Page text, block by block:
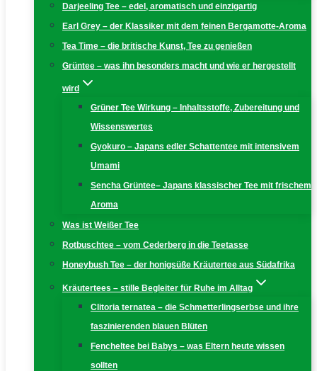
Darjeeling Tee – edel, aromatisch und einzigartig
Earl Grey – der Klassiker mit dem feinen Bergamotte-Aroma
Tea Time – die britische Kunst, Tee zu genießen
Grüntee – was ihn besonders macht und wie er hergestellt
wird
Grüner Tee Wirkung – Inhaltsstoffe, Zubereitung und
Wissenswertes
Gyokuro – Japans edler Schattentee mit intensivem
Umami
Sencha Grüntee– Japans klassischer Tee mit frischem
Aroma
Was ist Weißer Tee
Rotbuschtee – vom Cederberg in die Teetasse
Honeybush Tee – der honigsüße Kräutertee aus Südafrika
Kräutertees – stille Begleiter für Ruhe im Alltag
Clitoria ternatea – die Schmetterlingserbse und ihre
faszinierenden blauen Blüten
Fencheltee bei Babys – was Eltern heute wissen
sollten